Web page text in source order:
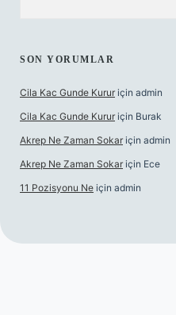
SON YORUMLAR
Cila Kac Gunde Kurur için admin
Cila Kac Gunde Kurur için Burak
Akrep Ne Zaman Sokar için admin
Akrep Ne Zaman Sokar için Ece
11 Pozisyonu Ne için admin